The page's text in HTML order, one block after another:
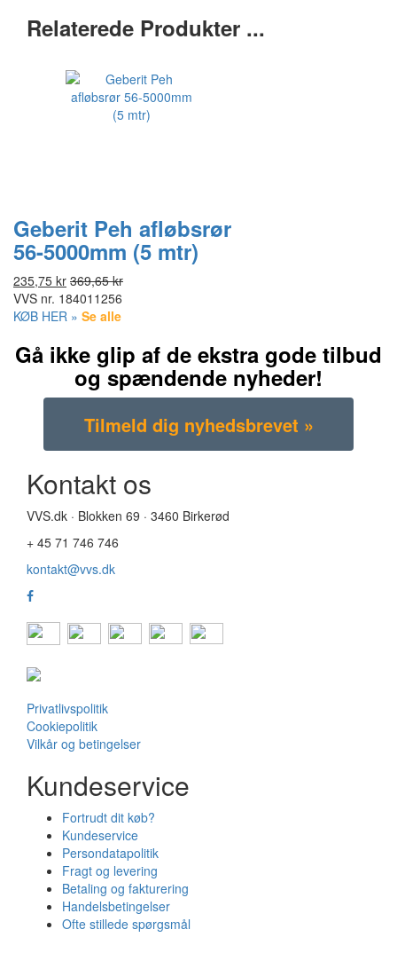
Relaterede Produkter ...
Geberit Peh afløbsrør
56-5000mm (5 mtr)
235,75 kr 369,65 kr
VVS nr. 184011256
KØB HER » Se alle
Gå ikke glip af de ekstra gode tilbud
og spændende nyheder!
Kontakt os
VVS.dk · Blokken 69 · 3460 Birkerød
+ 45 71 746 746
kontakt@vvs.dk
Privatlivspolitik
Cookiepolitik
Vilkår og betingelser
Kundeservice
Fortrudt dit køb?
Kundeservice
Persondatapolitik
Fragt og levering
Betaling og fakturering
Handelsbetingelser
Ofte stillede spørgsmål